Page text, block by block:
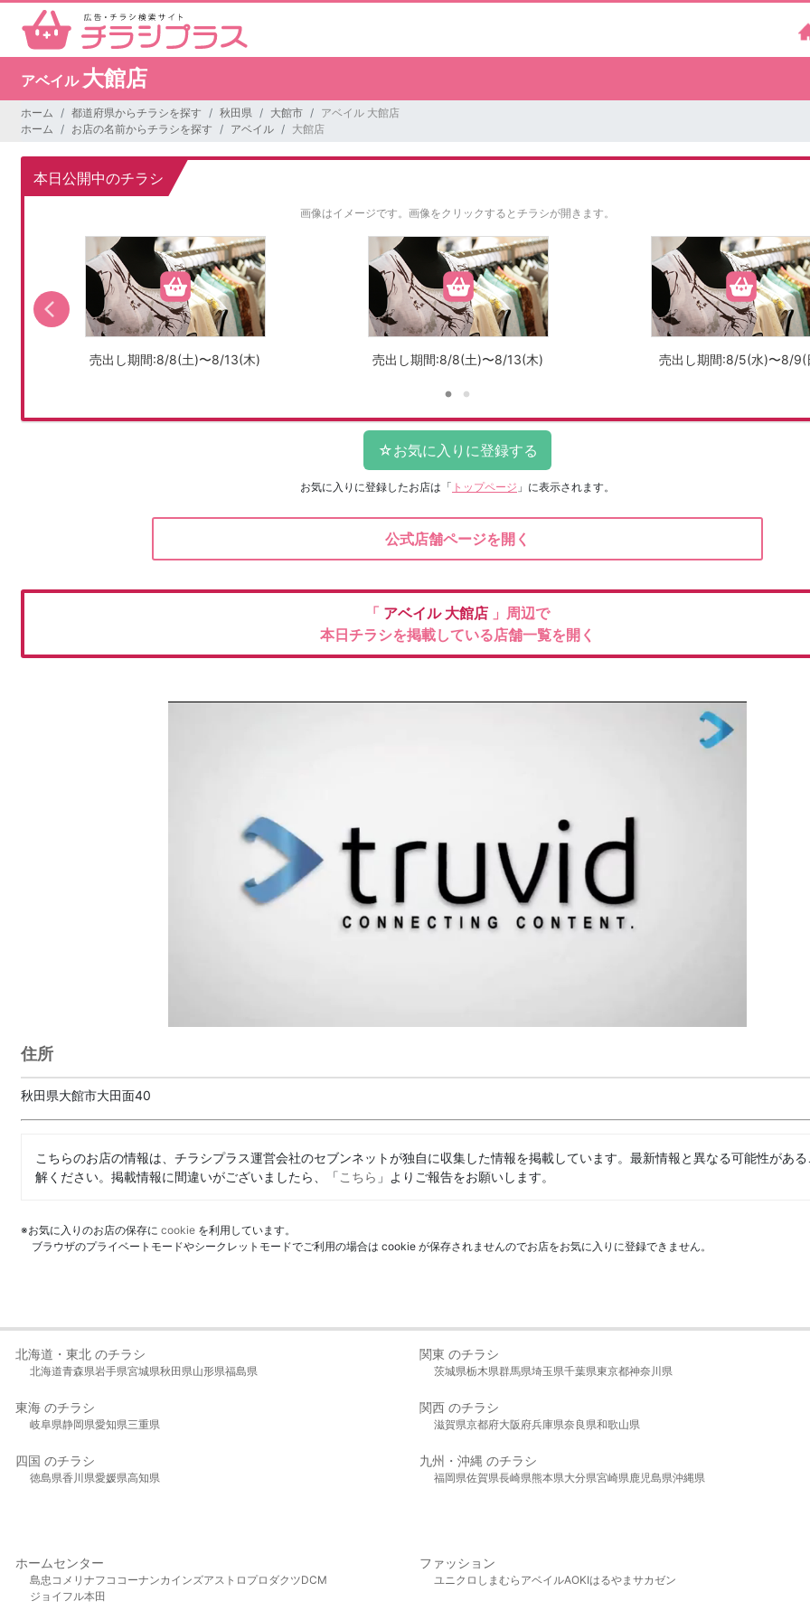
アベイル 大館店
ホーム 都道府県からチラシを探す 秋田県 大館市
アベイル 大館店
ホーム
お店の名前からチラシを探す アベイル 大館店
本日公開中のチラシ
画像はイメージです。 画像をクリックするとチラシが開きます。
売出し期間:8/8(土)〜8/13(木) 売出し期間:8/8(土)〜8/13(木) 売出し期間:8/5(水)〜8/9(
お気に入りに登録したお店は 「 トップページ 」に表示されます。
公式店舗ページを開く
「 アベイル 大館店 」周辺で
本日チラシを掲載している店舗一覧を開く
住所
秋田県大館市大田面40
こちらのお店の情報は、チラシプラス運営会社のセブンネットが独自に収集した情報を掲載しています。最新情報と異なる可能性があ
解ください。掲載情報に間違いがございましたら、「こちら 」よりご報告をお願いします。
※お気に入りのお店の保存に cookie を利用しています。
ブラウザのプライベートモードやシークレットモードでご利用の場合は cookie が保存されませんのでお店をお気に入りに登録できません。
北海道・東北 のチラシ
北海道青森県岩手県宮城県秋田県山形県福島県
関東 のチラシ
茨城県栃木県群馬県埼玉県千葉県東京都神奈川県
東海 のチラシ
岐阜県静岡県愛知県三重県
関西 のチラシ
滋賀県京都府大阪府兵庫県奈良県和歌山県
四国 のチラシ
徳島県香川県愛媛県高知県
九州・沖縄 のチラシ
福岡県佐賀県長崎県熊本県大分県宮崎県鹿児島県沖縄県
ホームセンター
島忠 コメリ ナフコ コーナンカインズアストロプロダクツDCM
ジョイフル本田
ファッション
ユニクロ しまむら アベイルAOKIはるやま サカゼン